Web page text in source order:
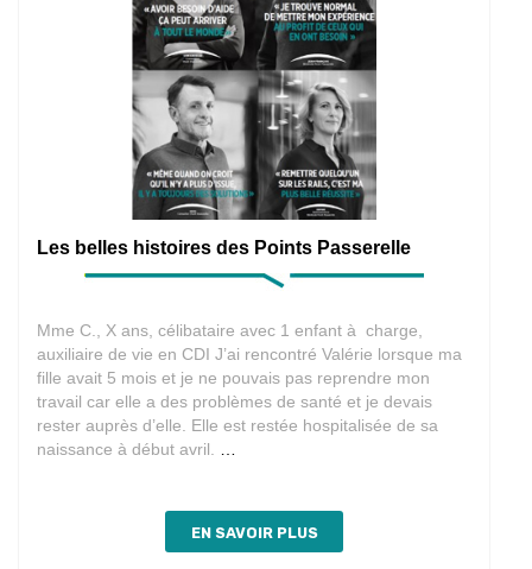
Les belles histoires des Points Passerelle
Mme C., X ans, célibataire avec 1 enfant à charge,
auxiliaire de vie en CDI J’ai rencontré Valérie lorsque ma
fille avait 5 mois et je ne pouvais pas reprendre mon
travail car elle a des problèmes de santé et je devais
rester auprès d’elle. Elle est restée hospitalisée de sa
naissance à début avril.
Points
EN SAVOIR PLUS